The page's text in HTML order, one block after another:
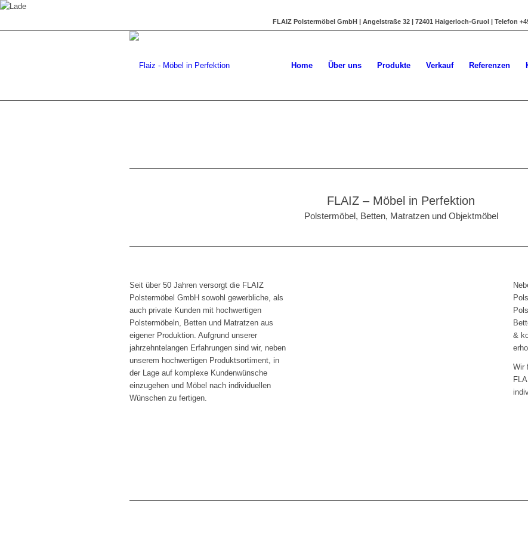
FLAIZ Polstermöbel GmbH | Angelstraße 32 | 72401 Haigerloch-Gruol | Telefon
Home Über uns Produkte Verkauf Referenzen
FLAIZ – Möbel in Perfektion
Polstermöbel, Betten, Matratzen und Objektmöbel
Seit über 50 Jahren versorgt die FLAIZ
Polstermöbel GmbH sowohl gewerbliche, als
auch private Kunden mit hochwertigen
Polstermöbeln, Betten und Matratzen aus
eigener Produktion. Aufgrund unserer
jahrzehntelangen Erfahrungen sind wir, neben
unserem hochwertigen Produktsortiment, in
der Lage auf komplexe Kundenwünsche
einzugehen und Möbel nach individuellen
Wünschen zu fertigen.
&
Wir